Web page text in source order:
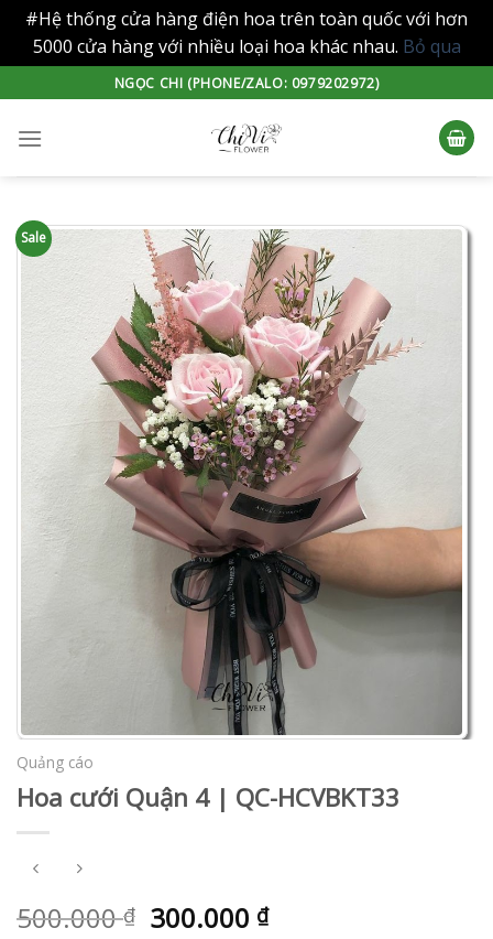
#Hệ thống cửa hàng điện hoa trên toàn quốc với hơn
5000 cửa hàng với nhiều loại hoa khác nhau. Bỏ qua
to
content
NGỌC CHI (PHONE/ZALO: 0979202972)
Sale
Quảng cáo
Hoa cưới Quận 4 | QC-HCVBKT33
500.000₫ 300.000 ₫